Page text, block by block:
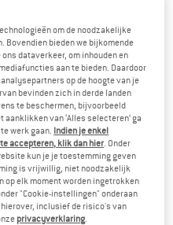
4,5(2)
om de noodzakelijke
Bovendien bieden we bijkomende
dataverkeer, om inhouden en
aan te bieden. Daardoor
op de hoogte van je
bevinden zich in derde landen
te beschermen, bijvoorbeeld
van ‘Alles selecteren’ ga
werk gaan. Indien je enkel
accepteren, klik dan hier. Onder
kun je je toestemming geven
is vrijwillig, niet noodzakelijk
op elk moment worden ingetrokken
"Cookie-instellingen" onderaan
inclusief de risico's van
privacyverklaring.